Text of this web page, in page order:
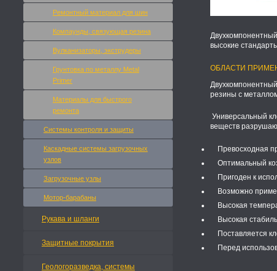
высокие
ОБЛАСТИ
резины с
Универсальный
веществ
Превосходная
Оптимальный
Пригоден к
Возможно
Высокая
Высокая
Поставляется
Перед
Ремонтный материал для шин
Компаунды, связующая резина
Вулканизаторы, экструдеры
Грунтовка по металлу Metal
Primer
Материалы для быстрого
ремонта
Системы контроля и защиты
Каскадные системы загрузочных
узлов
Загрузочные узлы
Мотор-барабаны
Рукава и шланги
Защитные покрытия
Геологоразведка, системы